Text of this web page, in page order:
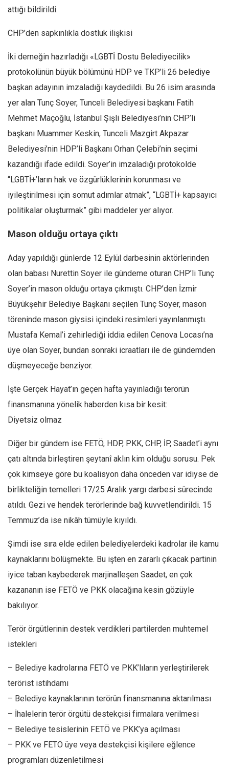
Asya
Afrika
İslam Dünyası
Amerika
Avustralya
Tarih
Düşünce
Dosyalar
attığı bildirildi.
CHP’den sapkınlıkla dostluk ilişkisi
İki derneğin hazırladığı «LGBTİ Dostu Belediyecilik»
protokolünün büyük bölümünü HDP ve TKP’li 26 belediye
başkan adayının imzaladığı kaydedildi. Bu 26 isim arasında
yer alan Tunç Soyer, Tunceli Belediyesi başkanı Fatih
Mehmet Maçoğlu, İstanbul Şişli Belediyesi’nin CHP’li
başkanı Muammer Keskin, Tunceli Mazgirt Akpazar
Belediyesi’nin HDP’li Başkanı Orhan Çelebi’nin seçimi
kazandığı ifade edildi. Soyer’in imzaladığı protokolde
“LGBTİ+’ların hak ve özgürlüklerinin korunması ve
iyileştirilmesi için somut adımlar atmak”, “LGBTİ+ kapsayıcı
politikalar oluşturmak” gibi maddeler yer alıyor.
Mason olduğu ortaya çıktı
Aday yapıldığı günlerde 12 Eylül darbesinin aktörlerinden
olan babası Nurettin Soyer ile gündeme oturan CHP’li Tunç
Soyer’in mason olduğu ortaya çıkmıştı. CHP’den İzmir
Büyükşehir Belediye Başkanı seçilen Tunç Soyer, mason
töreninde mason giysisi içindeki resimleri yayınlanmıştı.
Mustafa Kemal’i zehirlediği iddia edilen Cenova Locası’na
üye olan Soyer, bundan sonraki icraatları ile de gündemden
düşmeyeceğe benziyor.
İşte Gerçek Hayat’ın geçen hafta yayınladığı terörün
finansmanına yönelik haberden kısa bir kesit:
Diyetsiz olmaz
Diğer bir gündem ise FETÖ, HDP, PKK, CHP, İP, Saadet’i aynı
çatı altında birleştiren şeytanî aklın kim olduğu sorusu. Pek
çok kimseye göre bu koalisyon daha önceden var idiyse de
birlikteliğin temelleri 17/25 Aralık yargı darbesi sürecinde
atıldı. Gezi ve hendek terörlerinde bağ kuvvetlendirildi. 15
Temmuz’da ise nikâh tümüyle kıyıldı.
Şimdi ise sıra elde edilen belediyelerdeki kadrolar ile kamu
kaynaklarını bölüşmekte. Bu işten en zararlı çıkacak partinin
iyice taban kaybederek marjinalleşen Saadet, en çok
kazananın ise FETÖ ve PKK olacağına kesin gözüyle
bakılıyor.
Terör örgütlerinin destek verdikleri partilerden muhtemel
istekleri
– Belediye kadrolarına FETÖ ve PKK’lıların yerleştirilerek
terörist istihdamı
– Belediye kaynaklarının terörün finansmanına aktarılması
– İhalelerin terör örgütü destekçisi firmalara verilmesi
– Belediye tesislerinin FETÖ ve PKK’ya açılması
– PKK ve FETÖ üye veya destekçisi kişilere eğlence
programları düzenletilmesi